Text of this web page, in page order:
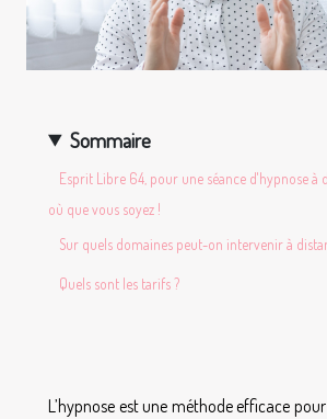
Sommaire
Esprit Libre 64, pour une séance d'hypnose
où que vous soyez !
Sur quels domaines peut-on intervenir à
Quels sont les tarifs ?
L’hypnose est une méthode efficace